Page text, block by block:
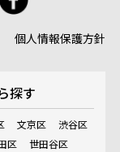
個人情報保護方針
探す
文京区
渋谷区
区
世田谷区